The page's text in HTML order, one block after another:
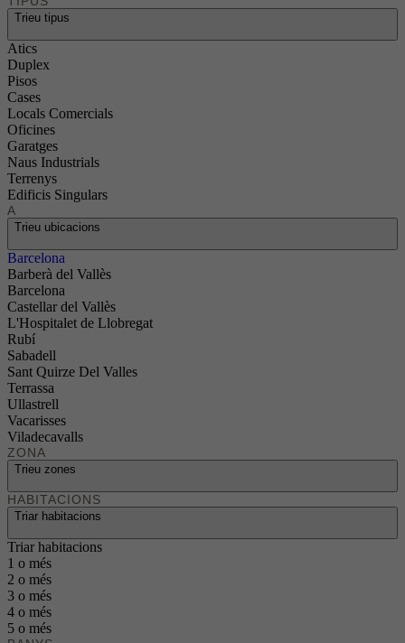
Trieu tipus
Atics
Duplex
Pisos
Cases
Locals Comercials
Oficines
Garatges
Naus Industrials
Terrenys
Edificis Singulars
A
Trieu ubicacions
Barcelona
Barberà del Vallès
Barcelona
Castellar del Vallès
L'Hospitalet de Llobregat
Rubí
Sabadell
Sant Quirze Del Valles
Terrassa
Ullastrell
Vacarisses
Viladecavalls
ZONA
Trieu zones
HABITACIONS
Triar habitacions
Triar habitacions
1 o més
2 o més
3 o més
4 o més
5 o més